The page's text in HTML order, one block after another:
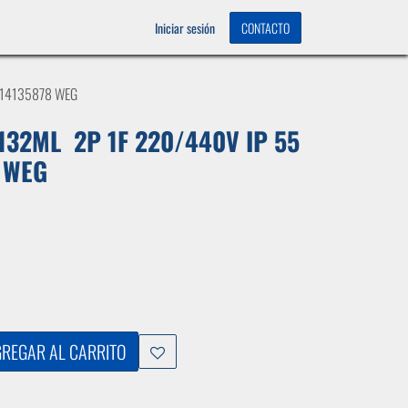
Iniciar sesión CONTACTO
WEG
2P 1F 220/440V IP 55
AL CARRITO